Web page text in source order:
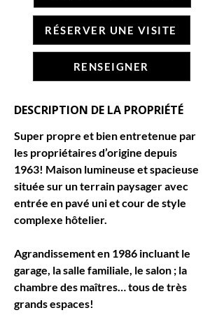
RÉSERVER UNE VISITE
RENSEIGNER
DESCRIPTION DE LA PROPRIÉTÉ
Super propre et bien entretenue par
les propriétaires d’origine depuis
1963! Maison lumineuse et spacieuse
située sur un terrain paysager avec
entrée en pavé uni et cour de style
complexe hôtelier.
Agrandissement en 1986 incluant le
garage, la salle familiale, le salon ; la
chambre des maîtres… tous de très
grands espaces!